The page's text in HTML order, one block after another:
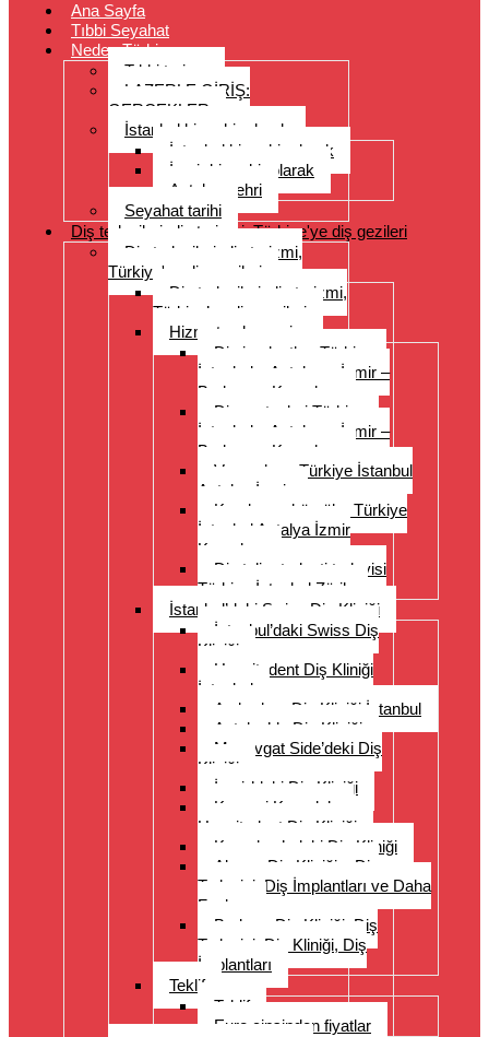
Ana Sayfa
Tıbbi Seyahat
Neden Türkiye
Tıbbi turizm
LAZERLE GİRİŞ:
GERÇEKLER
İstanbul bir şehir olarak
İstanbul bir şehir olarak
İzmir bir şehir olarak
Antalya şehri
Seyahat tarihi
Diş tedavileri, diş turizmi, Türkiye'ye diş gezileri
Diş tedavileri, diş turizmi,
Türkiye'ye diş gezileri
Diş tedavileri, diş turizmi,
Türkiye’ye diş gezileri
Hizmet yelpazesi
Diş implantları Türkiye –
İstanbul – Antalya – İzmir –
Bodrum – Kuşadası
Diş protezleri Türkiye –
İstanbul – Antalya – İzmir –
Bodrum – Kuşadası
Veneerler – Türkiye İstanbul
Antalya İzmir
Kronlar ve köprüler Türkiye
İstanbul Antalya İzmir
Kuşadası
Diş teli ortodonti tedavisi
Türkiye İstanbul Zürih
İstanbul’daki Swiss Diş Kliniği
İstanbul’daki Swiss Diş
Kliniği
Hospitadent Diş Kliniği
İstanbul
Acıbadem Diş Kliniği İstanbul
Antalya’da Diş Kliniği
Manavgat Side’deki Diş
Kliniği
İzmir’deki Diş Kliniği
Kayseri Kapadokya
Hospitadent Diş Kliniği
Kuşadası’ndaki Diş Kliniği
Alanya Diş Kliniği – Diş
Tedavisi, Diş İmplantları ve Daha
Fazlası
Bodrum Diş Kliniği, Diş
Tedavisi, Diş Kliniği, Diş
İmplantları
Teklif
Teklif
Euro cinsinden fiyatlar